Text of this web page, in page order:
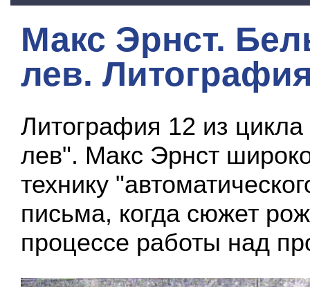
Макс Эрнст.
лев.
Литография 12 из
лев". Макс Эрнст
технику
письма, когда сюжет
процессе работы над